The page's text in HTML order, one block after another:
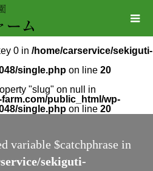
0 in /home/carservice/sekiguti-
single.php on line 20
"slug" on null in
public_html/wp-
single.php on line 20
variable $catchphrase in
sekiguti-